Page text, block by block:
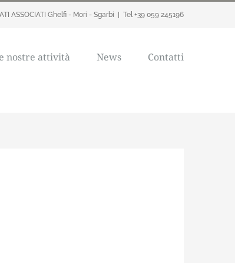
ASSOCIATI Ghelfi - Mori - Sgarbi Tel +39 059 245196
nostre attività News Contatti